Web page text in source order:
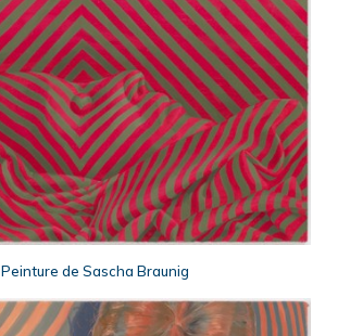
Peinture de Sascha Braunig